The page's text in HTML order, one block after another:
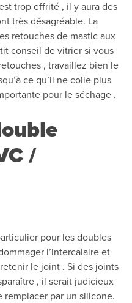
trop effrité , il y aura des
très désagréable. La
retouches de mastic aux
conseil de vitrier si vous
, travaillez bien le
ce qu’il ne colle plus
pour le séchage .
/
pour les doubles
l’intercalaire et
le joint . Si des joints
, il serait judicieux
par un silicone.